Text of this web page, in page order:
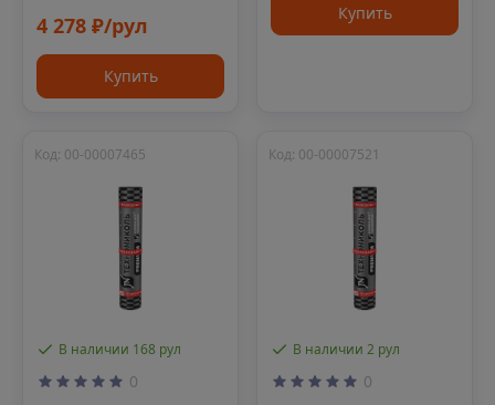
4 278 ₽/рул
Купить
Купить
В наличии 168 рул
Код: 00-00007465
0
В наличии 2 рул
Код: 00-00007521
0